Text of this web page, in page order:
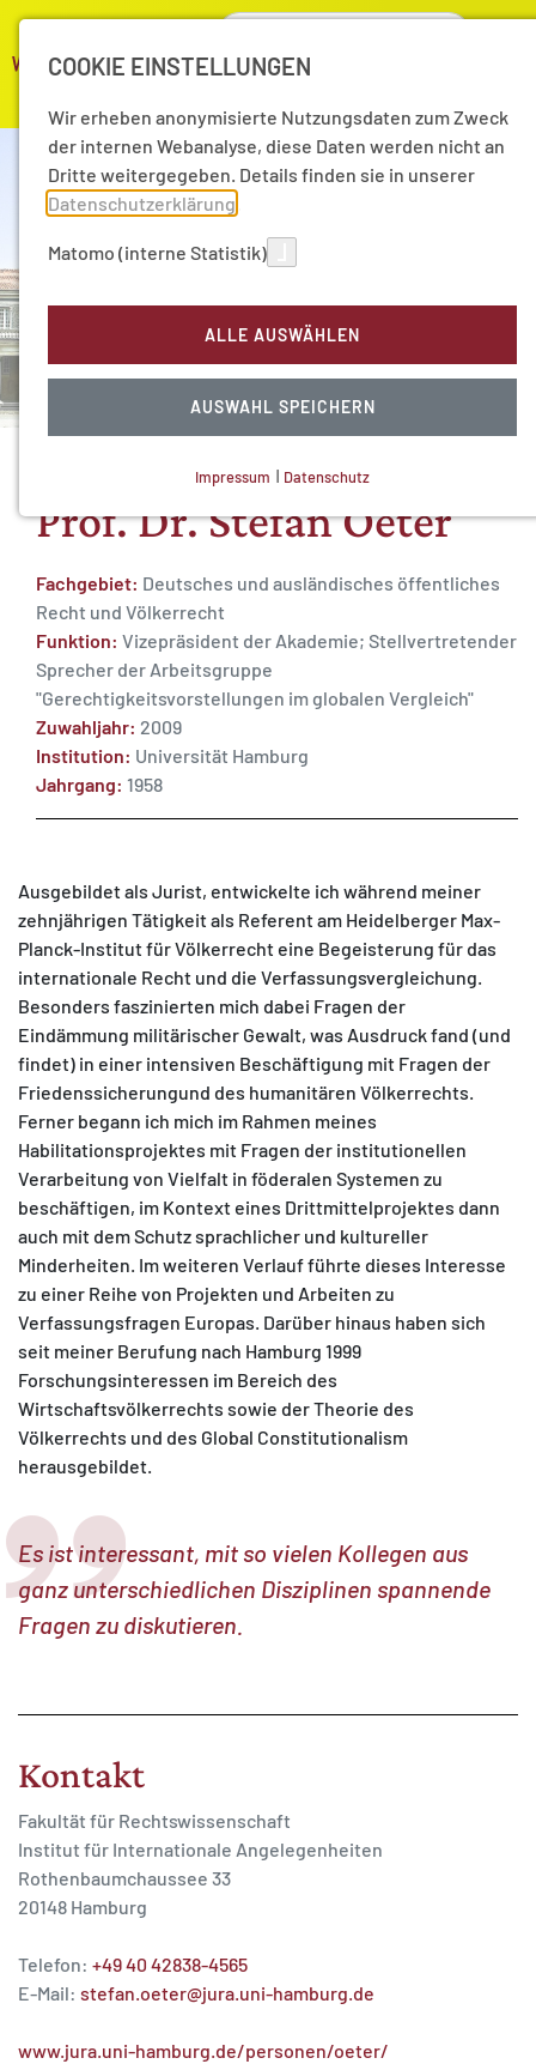
Prof. Dr. Stefan Oeter
Fachgebiet: Deutsches und ausländisches öffentliches
Recht und Völkerrecht
Funktion: Vizepräsident der Akademie; Stellvertretender
Sprecher der Arbeitsgruppe
"Gerechtigkeitsvorstellungen im globalen Vergleich"
Zuwahljahr: 2009
Institution: Universität Hamburg
Jahrgang: 1958
Ausgebildet als Jurist, entwickelte ich während meiner
zehnjährigen Tätigkeit als Referent am Heidelberger Max-
Planck-Institut für Völkerrecht eine Begeisterung für das
internationale Recht und die Verfassungsvergleichung.
Besonders faszinierten mich dabei Fragen der
Eindämmung militärischer Gewalt, was Ausdruck fand (und
findet) in einer intensiven Beschäftigung mit Fragen der
Friedenssicherungund des humanitären Völkerrechts.
Ferner begann ich mich im Rahmen meines
Habilitationsprojektes mit Fragen der institutionellen
Verarbeitung von Vielfalt in föderalen Systemen zu
beschäftigen, im Kontext eines Drittmittelprojektes dann
auch mit dem Schutz sprachlicher und kultureller
Minderheiten. Im weiteren Verlauf führte dieses Interesse
zu einer Reihe von Projekten und Arbeiten zu
Verfassungsfragen Europas. Darüber hinaus haben sich
seit meiner Berufung nach Hamburg 1999
Forschungsinteressen im Bereich des
Wirtschaftsvölkerrechts sowie der Theorie des
Völkerrechts und des Global Constitutionalism
herausgebildet.
Es ist interessant, mit so vielen Kollegen aus
ganz unterschiedlichen Disziplinen spannende
Fragen zu diskutieren.
Kontakt
Fakultät für Rechtswissenschaft
Institut für Internationale Angelegenheiten
Rothenbaumchaussee 33
20148 Hamburg
Telefon: +49 40 42838-4565
E-Mail: stefan.oeter@jura.uni-hamburg.de
www.jura.uni-hamburg.de/personen/oeter/
COOKIE EINSTELLUNGEN
Wir erheben anonymisierte Nutzungsdaten zum Zweck
der internen Webanalyse, diese Daten werden nicht an
Dritte weitergegeben. Details finden sie in unserer
Datenschutzerklärung
Matomo (interne Statistik)
ALLE AUSWÄHLEN
AUSWAHL SPEICHERN
Technisch notwendig.
MATOMO (INTERNE STATISTIK)
Statistik Cookies erfassen Informationen anonym.
Diese Informationen helfen uns zu verstehen, wie
unsere Besucher unsere Website nutzen.
Impressum | Datenschutz